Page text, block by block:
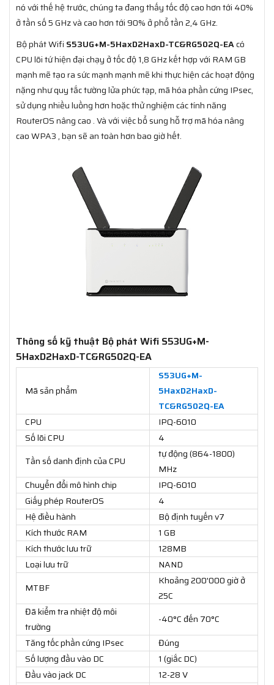
nó với thế hệ trước, chúng ta đang thấy tốc độ cao hơn tới 40%
ở tần số 5 GHz và cao hơn tới 90% ở phổ tần 2,4 GHz.
Bộ phát Wifi S53UG+M-5HaxD2HaxD-TC&RG502Q-EAcó
CPU lõi tứ hiện đại chạy ở tốc độ 1,8 GHz kết hợp với RAM GB
mạnh mẽ tạo ra sức mạnh mạnh mẽ khi thực hiện các hoạt động
nặng như quy tắc tường lửa phức tạp, mã hóa phần cứng IPsec,
sử dụng nhiều luồng hơn hoặc thử nghiệm các tính năng
RouterOS nâng cao . Và với việc bổ sung hỗ trợ mã hóa nâng
cao WPA3 , bạn sẽ an toàn hơn bao giờ hết.
Thông số kỹ thuật Bộ phát Wifi S53UG+M-
5HaxD2HaxD-TC&RG502Q-EA
Mã sản phẩm
S53UG+M-
5HaxD2HaxD-
TC&RG502Q-EA
CPU
IPQ-6010
Số lõi CPU
4
Tần số danh định của CPU
tự động (864-1800)
MHz
Chuyển đổi mô hình chip
IPQ-6010
Giấy phép RouterOS
4
Hệ điều hành
Bộ định tuyến v7
Kích thước RAM
1 GB
Kích thước lưu trữ
128MB
Loại lưu trữ
NAND
MTBF
Khoảng 200'000 giờ ở
25C
Đã kiểm tra nhiệt độ môi
trường
-40°C đến 70°C
Tăng tốc phần cứng IPsec
Đúng
Số lượng đầu vào DC
1 (giắc DC)
Đầu vào jack DC
12-28 V